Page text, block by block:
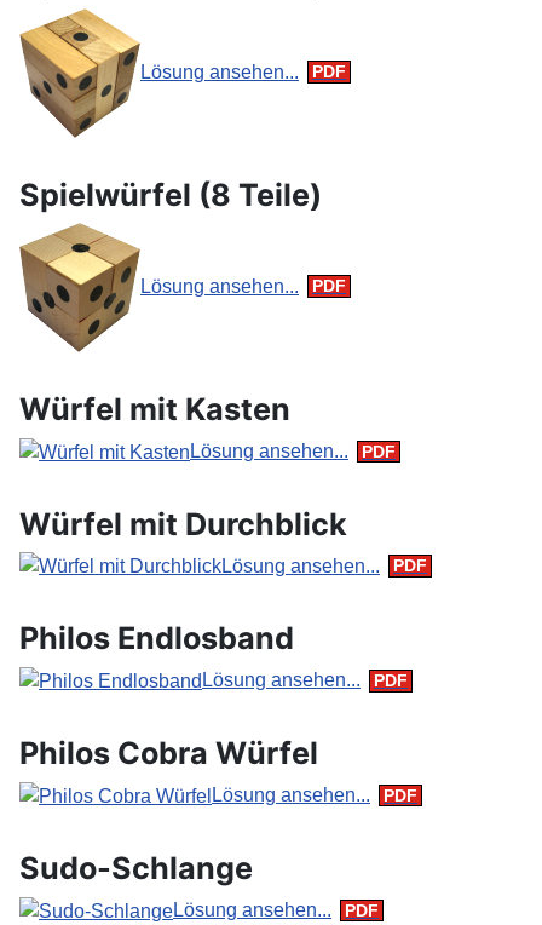
Lösung ansehen...
Spielwürfel (8 Teile)
Lösung ansehen...
Würfel mit Kasten
Lösung ansehen...
Würfel mit Durchblick
Lösung ansehen...
Philos Endlosband
Lösung ansehen...
Philos Cobra Würfel
Lösung ansehen...
Sudo-Schlange
Lösung ansehen...